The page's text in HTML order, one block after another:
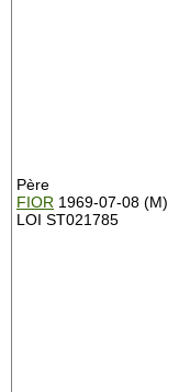
Père
FIOR 1969-07-08 (M)
LOI ST021785